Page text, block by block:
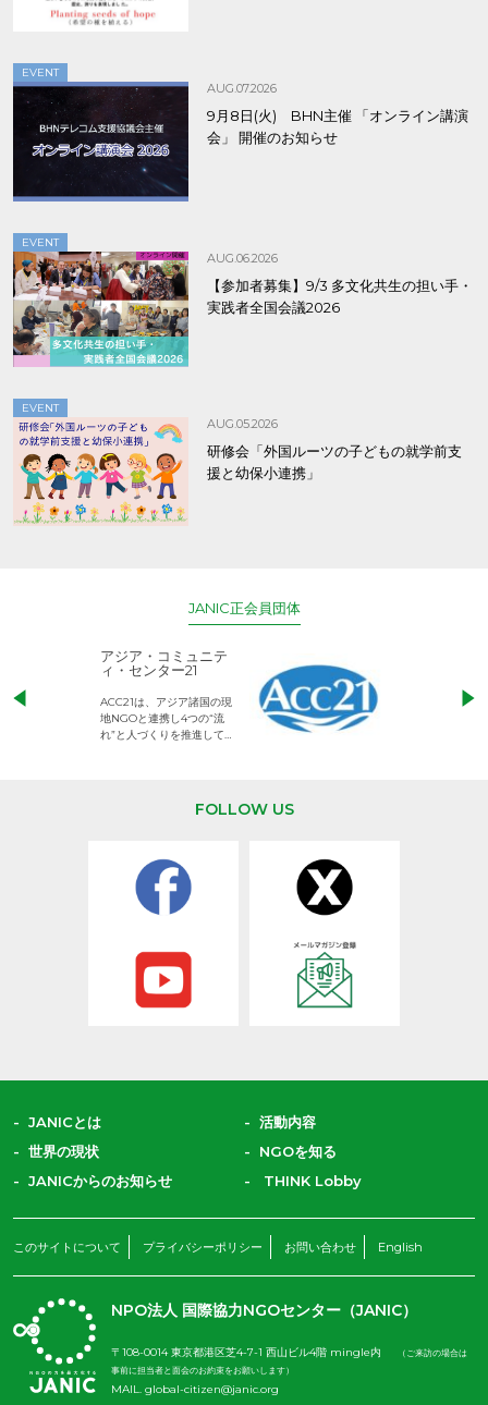
EVENT
AUG.07.2026
9月8日(火) BHN主催 「オンライン講演
会」 開催のお知らせ
EVENT
AUG.06.2026
【参加者募集】9/3 多文化共生の担い手・
実践者全国会議2026
EVENT
AUG.05.2026
研修会「外国ルーツの子どもの就学前支
援と幼保小連携」
JANIC正会員団体
アジア・コミュニテ
ィ・センター21
ACC21は、アジア諸国の現
地NGOと連携し4つの“流
れ”と人づくりを推進してい
児童労働のない
権利が守られた
FOLLOW US
JANICとは
活動内容
世界の現状
NGOを知る
JANICからのお知らせ
THINK Lobby
このサイトについて プライバシーポリシー お問い合わせ English
NPO法人 国際協力NGOセンター（JANIC）
〒108-0014 東京都港区芝4-7-1 西山ビル4階 mingle内
（ご来訪の場合は
事前に担当者と面会のお約束をお願いします）
MAIL. global-citizen@janic.org